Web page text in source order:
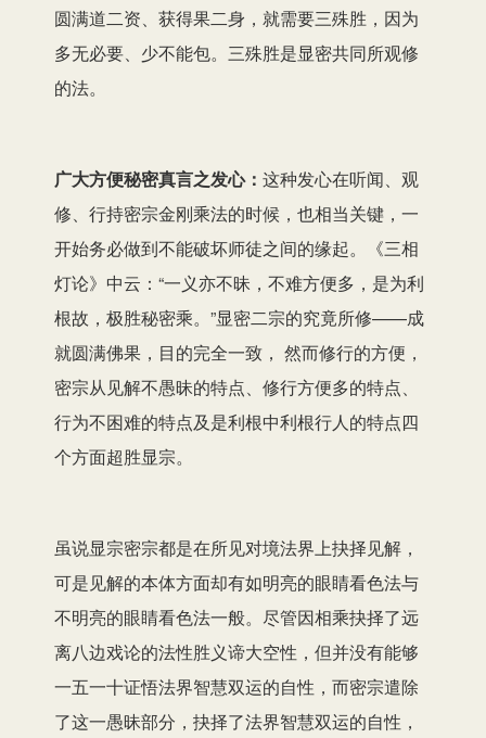
圆满道二资、获得果二身，就需要三殊胜，因为
多无必要、少不能包。三殊胜是显密共同所观修
的法。
广大方便秘密真言之发心： 这种发心在听闻、观
修、行持密宗金刚乘法的时候，也相当关键，一
开始务必做到不能破坏师徒之间的缘起。《三相
灯论》中云：“一义亦不昧，不难方便多，是为利
根故，极胜秘密乘。”显密二宗的究竟所修——成
就圆满佛果，目的完全一致， 然而修行的方便，
密宗从见解不愚昧的特点、修行方便多的特点、
行为不困难的特点及是利根中利根行人的特点四
个方面超胜显宗。
虽说显宗密宗都是在所见对境法界上抉择见解，
可是见解的本体方面却有如明亮的眼睛看色法与
不明亮的眼睛看色法一般。尽管因相乘抉择了远
离八边戏论的法性胜义谛大空性，但并没有能够
一五一十证悟法界智慧双运的自性，而密宗遣除
了这一愚昧部分，抉择了法界智慧双运的自性，